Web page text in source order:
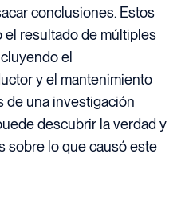
conclusiones. Estos
resultado de múltiples
el
y el mantenimiento
de una investigación
descubrir la verdad y
sobre lo que causó este